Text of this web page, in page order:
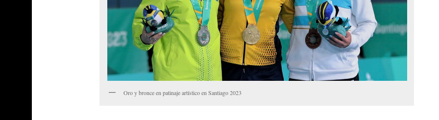
Oro y bronce en patinaje artístico en Santiago 2023